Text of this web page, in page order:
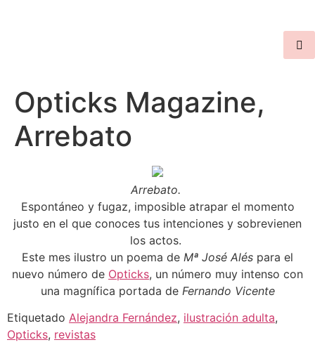
Opticks Magazine,
Arrebato
Arrebato.
Espontáneo y fugaz, imposible atrapar el momento
justo en el que conoces tus intenciones y sobrevienen
los actos.
Este mes ilustro un poema de Mª José Alés para el
nuevo número de Opticks, un número muy intenso con
una magnífica portada de Fernando Vicente
Etiquetado Alejandra Fernández, ilustración adulta,
Opticks, revistas